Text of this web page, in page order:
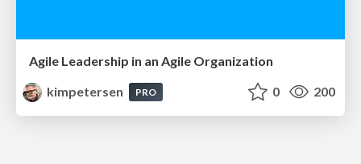
Agile Leadership in an Agile Organization
kimpetersen
PRO 0 200